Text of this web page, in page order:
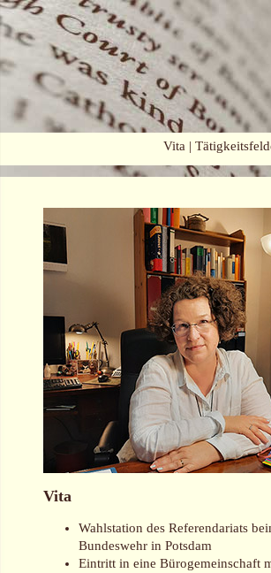
Vita |
Vita
Wahlstation des Referendariats
Bundeswehr in Potsdam
Eintritt in eine Bürogemeinschaft